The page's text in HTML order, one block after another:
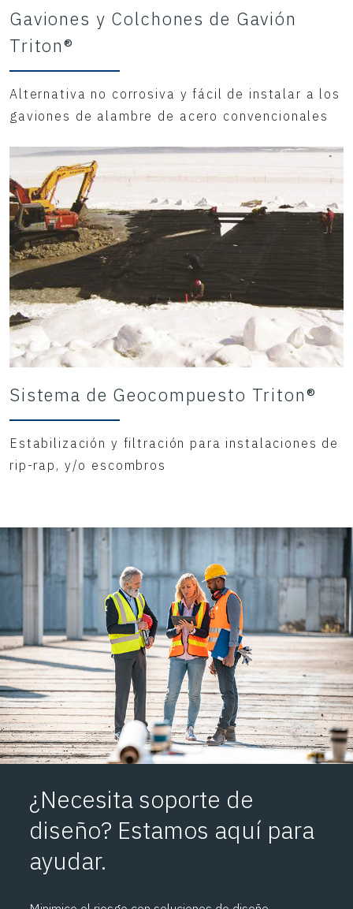
Gaviones y Colchones de Gavión
Triton®
Alternativa no corrosiva y fácil de instalar a los
gaviones de alambre de acero convencionales
Sistema de Geocompuesto Triton®
Estabilización y filtración para instalaciones de
rip-rap, y/o escombros
¿Necesita soporte de
diseño? Estamos aquí para
ayudar.